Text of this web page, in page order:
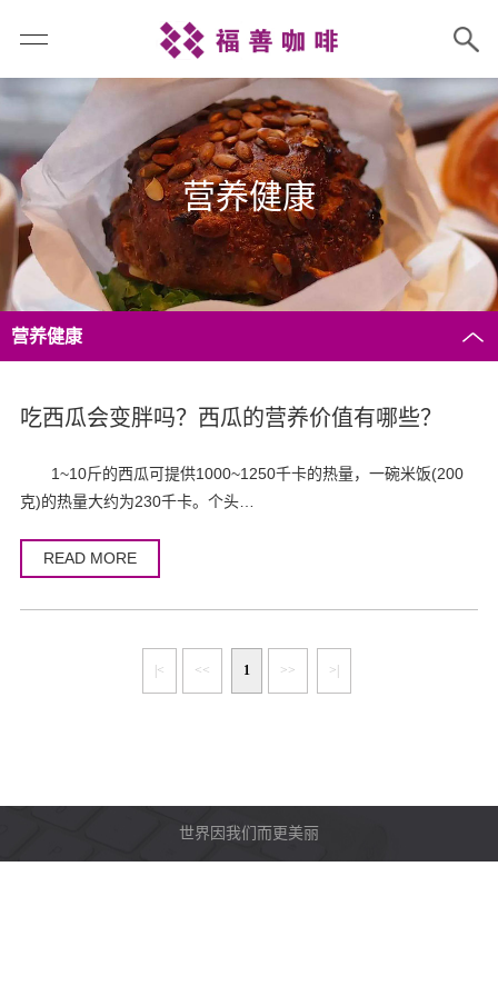
营养健康
营养健康
吃西瓜会变胖吗？西瓜的营养价值有哪些？
1~10斤的西瓜可提供1000~1250千卡的热量，一碗米饭(200
克)的热量大约为230千卡。个头…
READ MORE
|< << 1 >> >|
世界因我们而更美丽